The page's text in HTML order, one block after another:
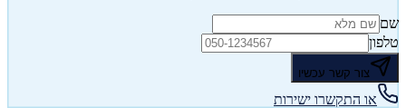
שם
טלפון
צור קשר עכשיו
או התקשרו ישירות